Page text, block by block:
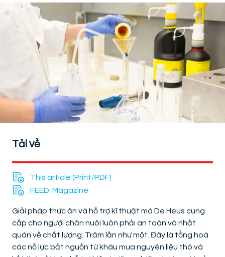
Tải về
This article (Print/PDF)
FEED. Magazine
Giải pháp thức ăn và hỗ trợ kĩ thuật mà De Heus cung
cấp cho người chăn nuôi luôn phải an toàn và nhất
quán về chất lượng. Trăm lần như một. Đây là tổng hoà
các nỗ lực bắt nguồn từ khâu mua nguyên liệu thô và